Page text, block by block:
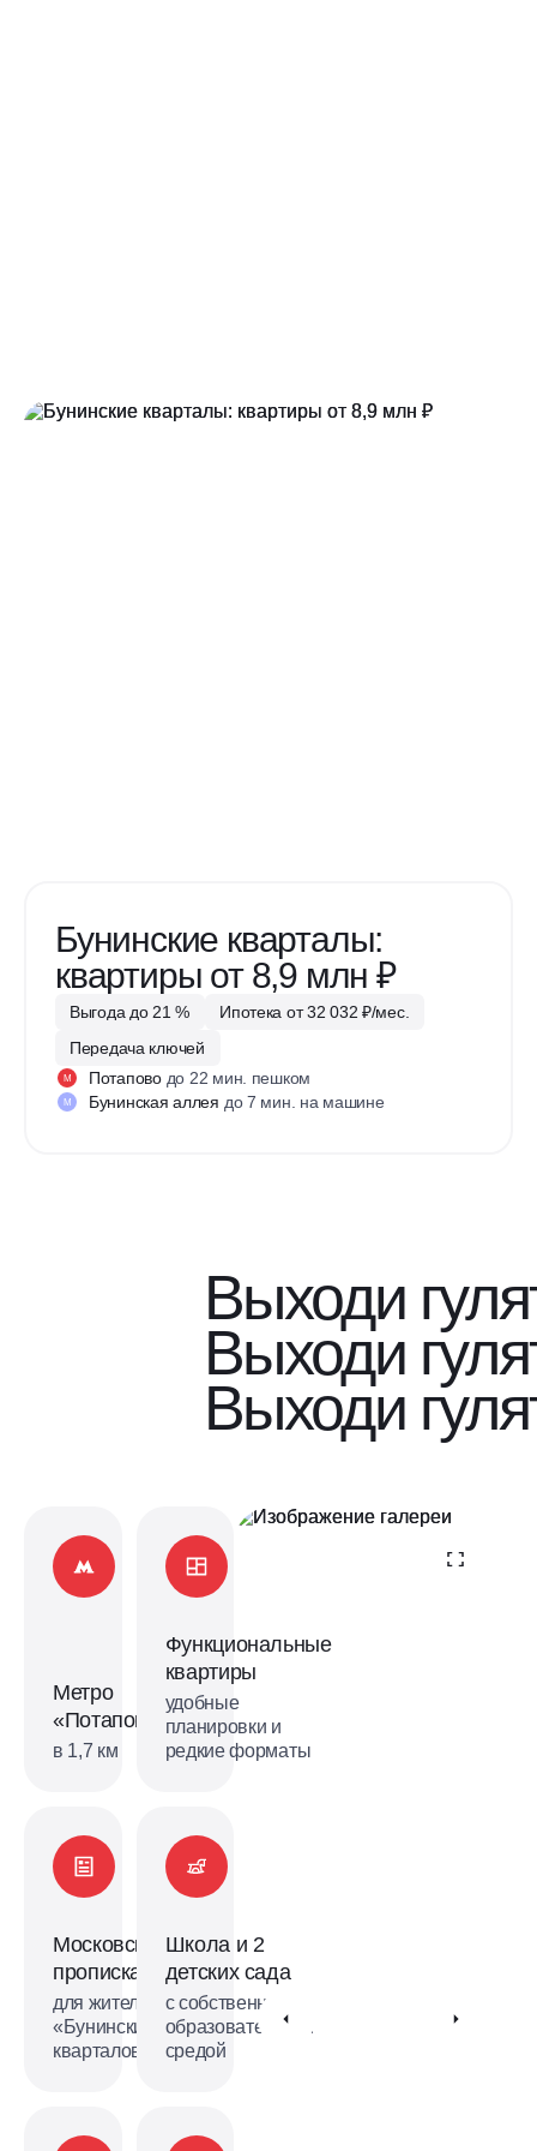
Бунинские кварталы:
квартиры от 8,9 млн ₽
Выгода до 21 %
Ипотека от 32 032 ₽/мес.
Передача ключей
М Потапово до 22 мин. пешком
М Бунинская аллея до 7 мин. на машине
Выходи
Выходи
Выходи
Метро
«Потапово»
в 1,7 км
Функциональные
квартиры
удобные
планировки и
редкие форматы
Московская
прописка
для жителей
«Бунинских
кварталов»
Школа и 2
детских сада
с собственной
образовательной
средой